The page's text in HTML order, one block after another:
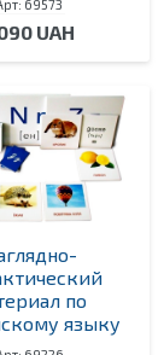
69573
UAH
по
языку